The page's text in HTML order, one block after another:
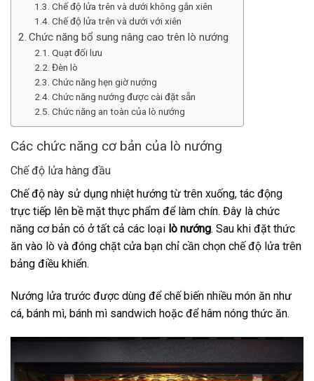
Chế độ lửa trên và dưới không gắn xiên
Chế độ lửa trên và dưới với xiên
Chức năng bổ sung nâng cao trên lò nướng
Quạt đối lưu
Đèn lò
Chức năng hẹn giờ nướng
Chức năng nướng được cài đặt sẵn
Chức năng an toàn của lò nướng
Các chức năng cơ bản của lò nướng
Chế độ lửa hàng đầu
Chế độ này sử dụng nhiệt hướng từ trên xuống, tác động
trực tiếp lên bề mặt thực phẩm để làm chín. Đây là chức
năng cơ bản có ở tất cả các loại lò nướng. Sau khi đặt thức
ăn vào lò và đóng chặt cửa bạn chỉ cần chọn chế độ lửa trên
bảng điều khiển.
Nướng lửa trước được dùng để chế biến nhiều món ăn như
cá, bánh mì, bánh mì sandwich hoặc để hâm nóng thức ăn.